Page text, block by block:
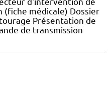
(fiche médicale) Dossier
Présentation de
de transmission